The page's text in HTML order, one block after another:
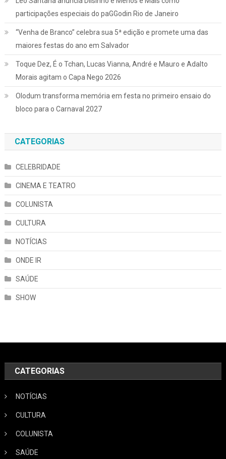
participações especiais do paGGodin Rio de Janeiro
“Venha de Branco” celebra sua 5ª edição e promete uma das
maiores festas do ano em Salvador
Toque Dez, É o Tchan, Lucas Vianna, André e Mauro e Adalto
Morais agitam o Capa Nego 2026
Olodum transforma memória em festa no primeiro ensaio do
bloco para o Carnaval 2027
CATEGORIAS
CELEBRIDADE
CINEMA E TEATRO
COLUNISTA
CULTURA
NOTÍCIAS
ONDE IR
SAÚDE
SHOW
CATEGORIAS
NOTÍCIAS
CULTURA
COLUNISTA
SAÚDE